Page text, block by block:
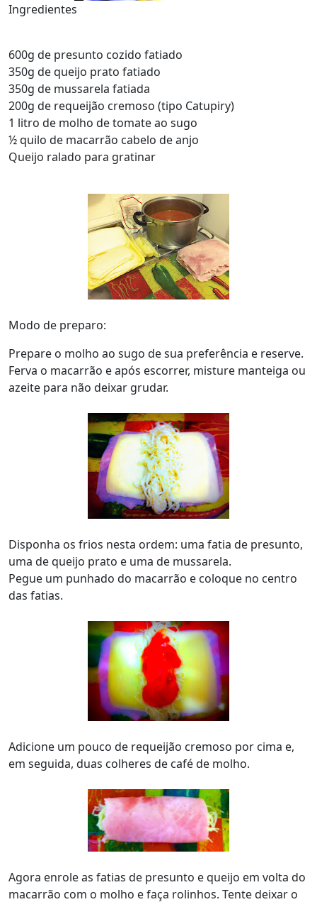
Ingredientes
600g de presunto cozido fatiado
350g de queijo prato fatiado
350g de mussarela fatiada
200g de requeijão cremoso (tipo Catupiry)
1 litro de molho de tomate ao sugo
½ quilo de macarrão cabelo de anjo
Queijo ralado para gratinar
Modo de preparo:
Prepare o molho ao sugo de sua preferência e reserve.
Ferva o macarrão e após escorrer, misture manteiga ou
azeite para não deixar grudar.
Disponha os frios nesta ordem: uma fatia de presunto,
uma de queijo prato e uma de mussarela.
Pegue um punhado do macarrão e coloque no centro
das fatias.
Adicione um pouco de requeijão cremoso por cima e,
em seguida, duas colheres de café de molho.
Agora enrole as fatias de presunto e queijo em volta do
macarrão com o molho e faça rolinhos. Tente deixar o